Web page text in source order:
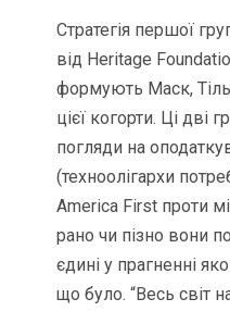
Стратегія першої
від Heritage
формують Маск,
цієї когорти. Ці дві
погляди на
(техноолігархи
America First проти
рано чи пізно вони
єдині у прагненні
що було. “Весь світ